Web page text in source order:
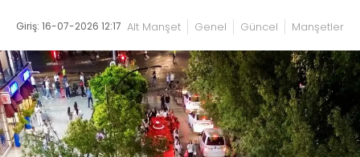
Giriş: 16-07-2026 12:17 Alt Manşet Genel Güncel Manşetler